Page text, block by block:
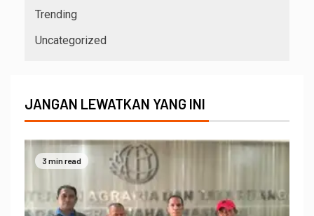
Trending
Uncategorized
JANGAN LEWATKAN YANG INI
3 min read